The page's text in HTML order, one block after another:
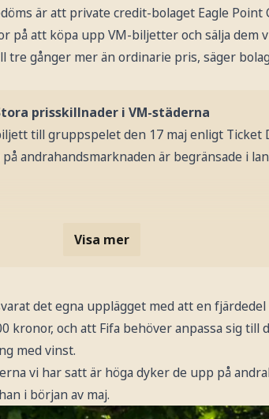
är att private credit-bolaget Eagle Point
på att köpa upp VM-biljetter och sälja dem
tre gånger mer än ordinarie pris, säger
prisskillnader i VM-städerna
till gruppspelet den 17 maj enligt Ticket
andrahandsmarknaden är begränsade i
Visa mer
det egna upplägget med att en fjärdedel
och att Fifa behöver anpassa sig till
med vinst.
vi har satt är höga dyker de upp på
i början av maj.